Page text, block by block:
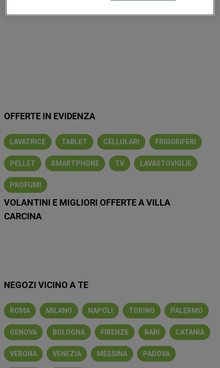
OFFERTE IN EVIDENZA
LAVATRICE TABLET CELLULARI FRIGORIFERI
PELLET SMARTPHONE TV LAVASTOVIGLIE
PROFUMI
VOLANTINI E MIGLIORI OFFERTE A VILLA
CARCINA
NEGOZI VICINO A TE
ROMA MILANO NAPOLI TORINO PALERMO
GENOVA BOLOGNA FIRENZE BARI CATANIA
VERONA VENEZIA MESSINA PADOVA